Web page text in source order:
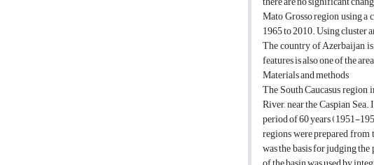
Mato Grosso region using
1965 to 2010. Using cluster
The country of Azerbaijan
features is also one of the
Materials and methods
The South Caucasus
River, near the Caspian
period of 60 years (1951-
regions were prepared
was the basis for judging